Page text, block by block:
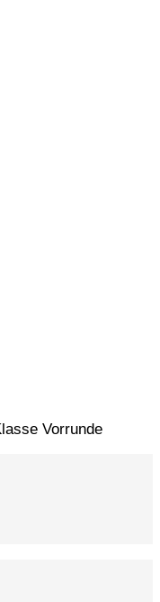
Vorrunde